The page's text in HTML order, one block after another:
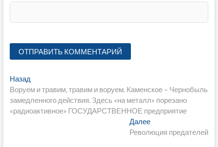
Навигация
по
записям
НазадПредыдущая
запись:
Воруем и травим, травим и воруем. Каменское – Чернобыль
замедленного действия. Здесь «на металл» порезано
«радиоактивное» ГОСУДАРСТВЕННОЕ предприятие
ДалееСледующая
запись:
Революция предателей